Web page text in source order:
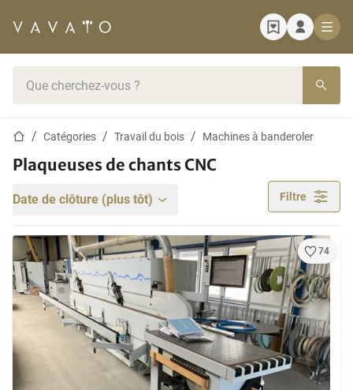
Page d'accueil
Catégories Travail du bois Machines à banderoler
Plaqueuses de chants CNC
Date de clôture (plus tôt) Filtre
74